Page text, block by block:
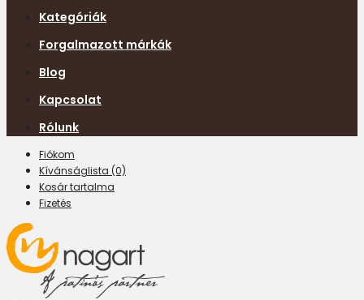
Kategóriák
Forgalmazott márkák
Blog
Kapcsolat
Rólunk
Fiókom
Kívánságlista (0)
Kosár tartalma
Fizetés